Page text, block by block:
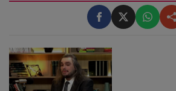
Iubeşte să scrie şi nu se vede
visul ei încă de pe ...